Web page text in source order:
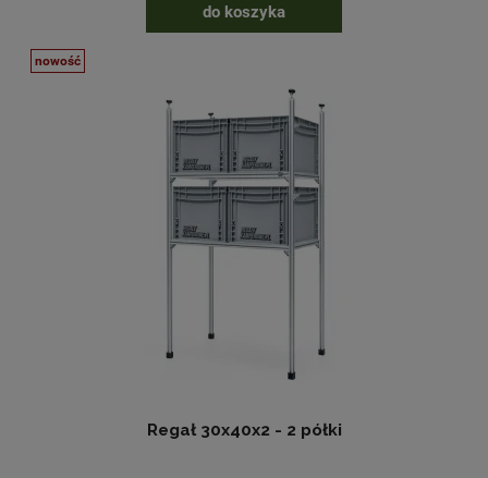
do koszyka
Regał 30x40x2 - 2 półki
nowość